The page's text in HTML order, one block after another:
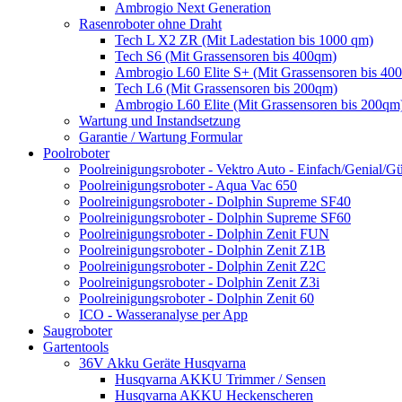
Ambrogio Next Generation
Rasenroboter ohne Draht
Tech L X2 ZR (Mit Ladestation bis 1000 qm)
Tech S6 (Mit Grassensoren bis 400qm)
Ambrogio L60 Elite S+ (Mit Grassensoren bis
Tech L6 (Mit Grassensoren bis 200qm)
Ambrogio L60 Elite (Mit Grassensoren bis
Wartung und Instandsetzung
Garantie / Wartung Formular
Poolroboter
Poolreinigungsroboter - Vektro Auto - Einfach/Genial/
Poolreinigungsroboter - Aqua Vac 650
Poolreinigungsroboter - Dolphin Supreme SF40
Poolreinigungsroboter - Dolphin Supreme SF60
Poolreinigungsroboter - Dolphin Zenit FUN
Poolreinigungsroboter - Dolphin Zenit Z1B
Poolreinigungsroboter - Dolphin Zenit Z2C
Poolreinigungsroboter - Dolphin Zenit Z3i
Poolreinigungsroboter - Dolphin Zenit 60
ICO - Wasseranalyse per App
Saugroboter
Gartentools
36V Akku Geräte Husqvarna
Husqvarna AKKU Trimmer / Sensen
Husqvarna AKKU Heckenscheren